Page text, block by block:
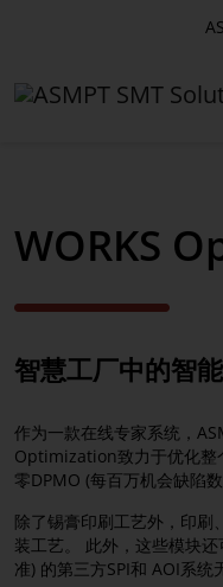
软件解决
WORKS
WORKS
WORKS
WORKS
WORKS
WORKS
智慧工厂中的智
作为一款在线专家系统，
Optimization致力于优化整
零DPMO (每百万机会缺陷数)
除了锡膏印刷工艺外，印刷
装工艺。 此外，这些模块
准) 的第三方SPI和 AOI系统